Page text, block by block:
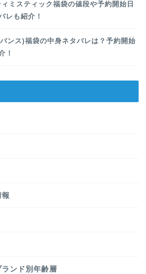
ィミスティック福袋の値段や予約開始日
レも紹介！
ンス)福袋の中身ネタバレは？予約開始
！
ンド別年齢層